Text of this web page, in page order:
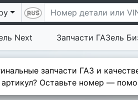
Next Запчасти ГАЗель
запчасти ГАЗ и
Оставьте номер —